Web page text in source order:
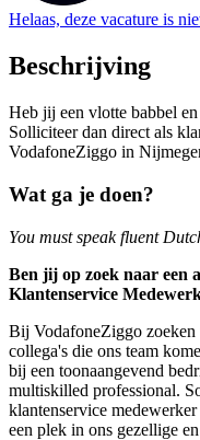
Helaas, deze vacature is
Beschrijving
Heb jij een vlotte babbel
Solliciteer dan direct als
VodafoneZiggo in
Wat ga je doen?
You must speak fluent
Ben jij op zoek naar een
Klantenservice
Bij VodafoneZiggo zoeken
collega's die ons team
bij een toonaangevend
multiskilled professional.
klantenservice
een plek in ons gezellige